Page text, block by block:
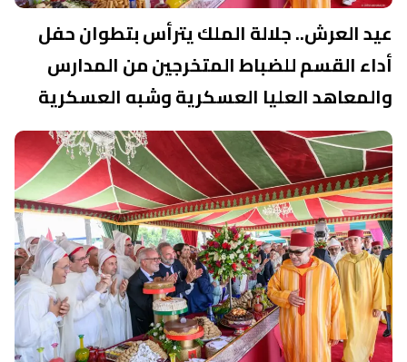
عيد العرش.. جلالة الملك يترأس بتطوان حفل
أداء القسم للضباط المتخرجين من المدارس
والمعاهد العليا العسكرية وشبه العسكرية